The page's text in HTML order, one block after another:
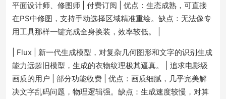
平面设计师、修图师 | 付费订阅 | 优点：生态成熟，可直接
在PS中修图，支持手动选择区域精准重绘。缺点：无法像专
用工具那样一键完成全身换装，效率较低。 |
| Flux | 新一代生成模型，对复杂几何图形和文字的识别生成
能力远超旧模型，生成的衣物纹理极其逼真。 | 追求电影级
画质的用户 | 部分功能收费 | 优点：画质细腻，几乎完美解
决文字乱码问题，物理逻辑强。缺点：生成速度较慢，对算